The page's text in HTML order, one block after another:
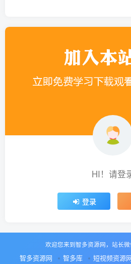
HI！请登
登录
欢迎您来到智多资源网，站长
智多资源网 智多库 短视频资源